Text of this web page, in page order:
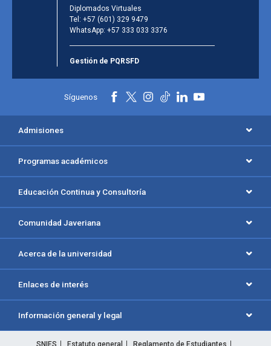
Diplomados Virtuales
Tel: +57 (601) 329 9479
WhatsApp: +57 333 033 3376
Gestión de PQRSFD
Síguenos
Admisiones
Programas académicos
Educación Continua y Consultoría
Comunidad Javeriana
Acerca de la universidad
Enlaces de interés
Información general y legal
SNIES Estatuto general Reglamento de Estudiantes